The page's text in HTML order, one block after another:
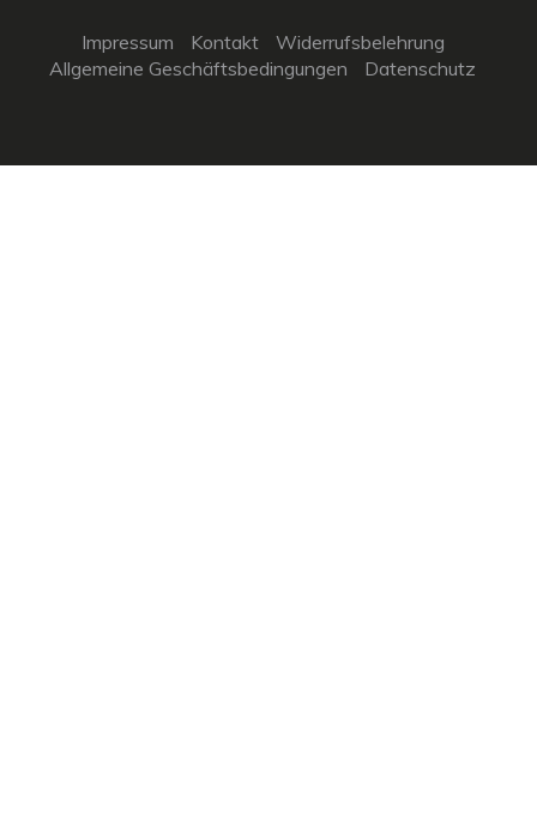
Impressum Kontakt
Widerrufsbelehrung
Allgemeine Geschäftsbedingungen
Datenschutz